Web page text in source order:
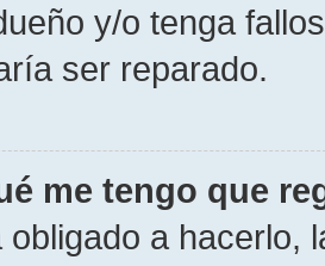
y/o tenga
ser reparado.
me tengo que
obligado a hacerlo,